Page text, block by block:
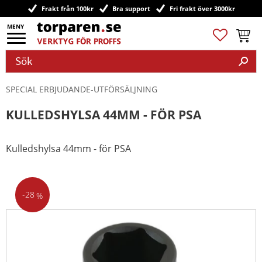
Meny
Frakt från 100kr Bra support Fri frakt över 3000kr
Favoriter
SPECIAL ERBJUDANDE-UTFÖRSÄLJNING
KULLEDSHYLSA 44MM - FÖR PSA
Kulledshylsa 44mm - för PSA
28 %